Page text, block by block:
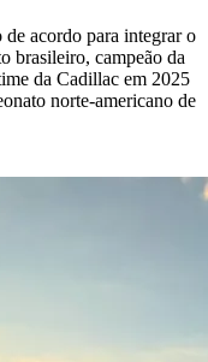
acordo para integrar o
brasileiro, campeão da
da Cadillac em 2025
norte-americano de